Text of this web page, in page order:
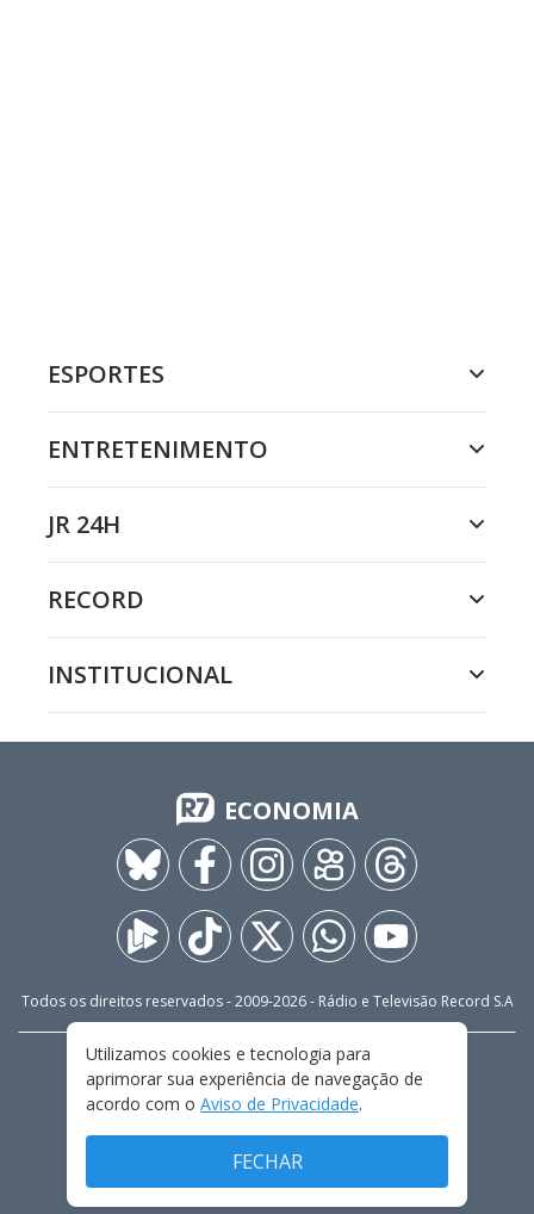
ESPORTES
ENTRETENIMENTO
JR 24H
RECORD
INSTITUCIONAL
ECONOMIA
Todos os direitos reservados - 2009-2026- Rádio e Televisão Record S.A
FALE CONOSCO
PRIVACIDADE
TERMOS E CONDIÇÕES DE USO
Utilizamos cookies e tecnologia para
aprimorar sua experiência de navegação de
acordo com o Aviso de Privacidade.
FECHAR